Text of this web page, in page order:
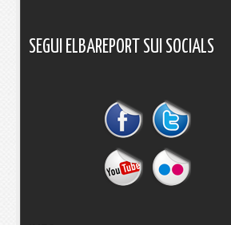
SEGUI ELBAREPORT SUI SOCIALS